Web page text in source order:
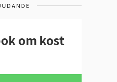
om kost